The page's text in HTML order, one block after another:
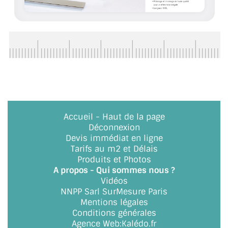
BARRES DE STABILISATION
FIXATION GARDES CORPS
LE CATALOGUE ACCESSOIRES
(STROMBINOSCOPE)
ACCESSOIRES EN PROMOTIONS
EXEMPLES, RÉALISATIONS, INSPIRATIONS
NUANCIER RAL
COMMENT COUPER DU VERRE ?
Accueil - Haut de la page
Déconnexion
Devis immédiat en ligne
Tarifs au m2 et Délais
Produits et Photos
A propos - Qui sommes nous ?
Vidéos
NNPP Sarl SurMesure Paris
Mentions légales
Conditions générales
Agence Web:Kalédo.fr